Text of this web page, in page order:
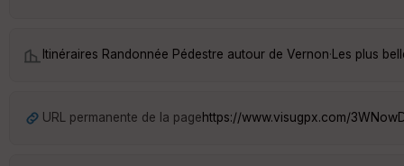
Itinéraires Randonnée Pédestre autour de Vernon·Les plus
URL permanente de la pagehttps://www.visugpx.com/